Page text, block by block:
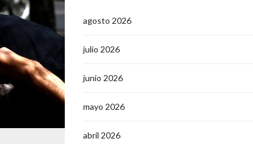
agosto 2026
julio 2026
junio 2026
mayo 2026
abril 2026